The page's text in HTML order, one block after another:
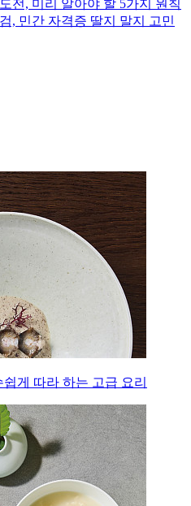
전, 미리 알아야 할 5가지 원칙
, 민간 자격증 딸지 말지 고민
게 따라 하는 고급 요리